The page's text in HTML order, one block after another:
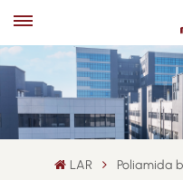
LAR Poliamida